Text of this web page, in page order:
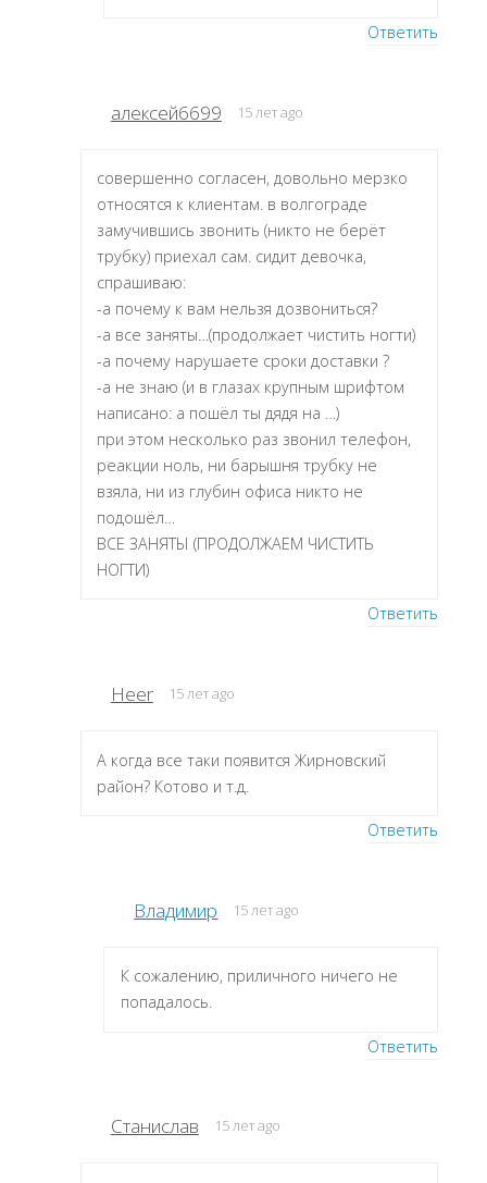
Ответить
алексей6699 15 лет ago
совершенно согласен, довольно мерзко
относятся к клиентам. в волгограде
замучившись звонить (никто не берёт
трубку) приехал сам. сидит девочка,
спрашиваю:
-а почему к вам нельзя дозвониться?
-а все заняты…(продолжает чистить ногти)
-а почему нарушаете сроки доставки ?
-а не знаю (и в глазах крупным шрифтом
написано: а пошёл ты дядя на …)
при этом несколько раз звонил телефон,
реакции ноль, ни барышня трубку не
взяла, ни из глубин офиса никто не
подошёл…
ВСЕ ЗАНЯТЫ (ПРОДОЛЖАЕМ ЧИСТИТЬ
НОГТИ)
Ответить
Heer 15 лет ago
А когда все таки появится Жирновский
район? Котово и т.д.
Ответить
Владимир 15 лет ago
К сожалению, приличного ничего не
попадалось.
Ответить
Станислав 15 лет ago